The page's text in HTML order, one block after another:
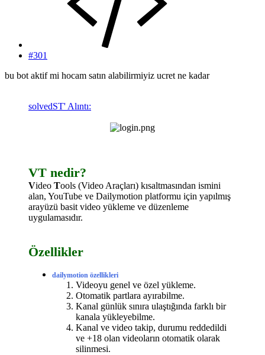
#301
bu bot aktif mi hocam satın alabilirmiyiz ucret ne kadar
solvedST' Alıntı:
VT nedir?
Video Tools (Video Araçları) kısaltmasından ismini
alan, YouTube ve Dailymotion platformu için yapılmış
arayüzü basit video yükleme ve düzenleme
uygulamasıdır.
Özellikler
dailymotion özellikleri
Videoyu genel ve özel yükleme.
Otomatik partlara ayırabilme.
Kanal günlük sınıra ulaştığında farklı bir
kanala yükleyebilme.
Kanal ve video takip, durumu reddedildi
ve +18 olan videoların otomatik olarak
silinmesi.